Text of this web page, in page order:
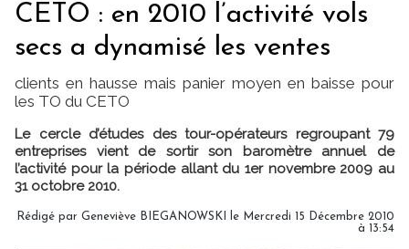
CETO : en 2010 l’activité vols
secs a dynamisé les ventes
clients en hausse mais panier moyen en baisse pour
les TO du CETO
Le cercle d’études des tour-opérateurs regroupant 79
entreprises vient de sortir son baromètre annuel de
l’activité pour la période allant du 1er novembre 2009 au
31 octobre 2010.
Rédigé par Geneviève BIEGANOWSKI le Mercredi 15 Décembre 2010
à 13:54